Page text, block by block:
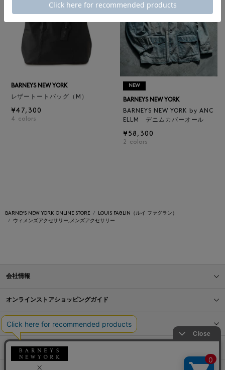
BARNEYS NEW YORK
レザートートバッグ（M）
¥47,300
4 colors
NEW
BARNEYS NEW YORK
BARNEYS NEW YORK by ANC
ELLM デニムカバーオール
¥58,300
2 colors
BARNEYS NEW YORK ONLINE STORE
LOUIS FAGLIN（ルイ ファグラン）
ウィメンズアクセサリー,メンズアクセサリー
会社情報
オンラインストアショッピングガイド
店舗情報
サービス